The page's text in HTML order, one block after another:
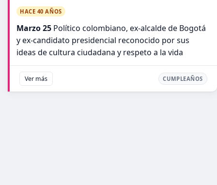
HACE 40 AÑOS
Marzo 25 Político colombiano, ex-alcalde de Bogotá
y ex-candidato presidencial reconocido por sus
ideas de cultura ciudadana y respeto a la vida
Ver más CUMPLEAÑOS